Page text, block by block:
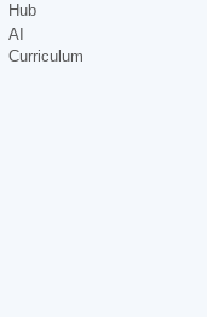
Hub
AI
Curriculum